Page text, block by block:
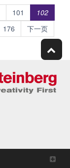
101
102
176 下一页